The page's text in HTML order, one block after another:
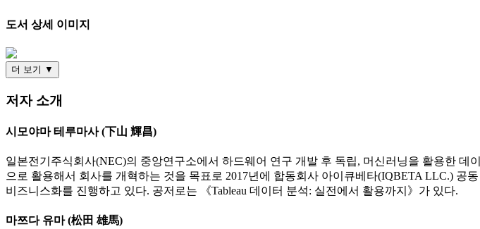
도서 상세 이미지
더 보기 ▼
저자 소개
시모야마 테루마사 (下山 輝昌)
일본전기주식회사(NEC)의 중앙연구소에서 하드웨어 연구 개발 후 독립, 머신러닝을 활용한
으로 활용해서 회사를 개혁하는 것을 목표로 2017년에 합동회사 아이큐베타(IQBETA LLC.) 공
비즈니스화를 진행하고 있다. 공저로는 《Tableau 데이터 분석: 실전에서 활용까지》가 있다.
마쯔다 유마 (松田 雄馬)